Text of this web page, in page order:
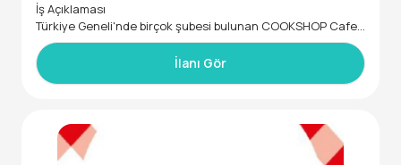
İş Açıklaması
Türkiye Geneli'nde birçok şubesi bulunan COOKSHOP Cafe
Restaurant zincirinin Şaşkınbakkal şubemizde görevlendiril
mek üzere Barmen/Barista takım arkadaşları arıyoruz.
İstenen Yetenek ve Uzmanlıklar
İnsan ilişkilerinde başarılı ve müşteri memnuniyetine özen g
österen,
İlanı Gör